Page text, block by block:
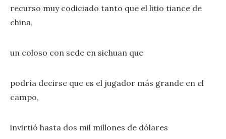
recurso muy codiciado tanto que el litio tiance de
china,
un coloso con sede en sichuan que
podría decirse que es el jugador más grande en el
campo,
invirtió hasta dos mil millones de dólares